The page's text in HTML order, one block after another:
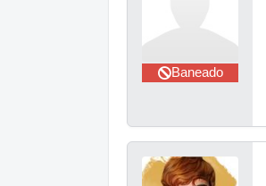
Baneado